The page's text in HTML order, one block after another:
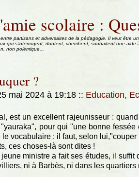
scolaire :
partisans et adversaires de la pédagogie. Il veut être
qui s'interrogent, doutent, cherchent, souhaitent une
non polémique...
?
mai 2024 à 19:18 :: Education,
est un excellent rajeunisseur :
pour qui "une bonne
le vocabulaire : il faut, selon
ces choses-là sont dites !
ministre a fait ses études, il suffit
ni à Barbès, ni dans les quartiers